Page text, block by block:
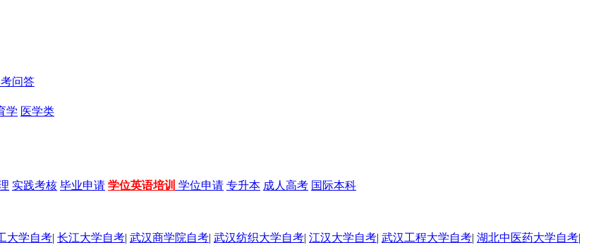
问答
学 医学类
实践考核 毕业申请 学位英语培训 学位申请 专升本 成人高考 国际本科
大学自考| 长江大学自考| 武汉商学院自考| 武汉纺织大学自考| 江汉大学自考| 武汉工程大学自考| 湖北中医药大学自考|